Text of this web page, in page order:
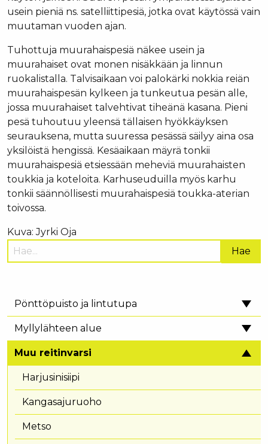
usein pieniä ns. satelliittipesiä, jotka ovat käytössä vain
muutaman vuoden ajan.
Tuhottuja muurahaispesiä näkee usein ja
muurahaiset ovat monen nisäkkään ja linnun
ruokalistalla. Talvisaikaan voi palokärki nokkia reiän
muurahaispesän kylkeen ja tunkeutua pesän alle,
jossa muurahaiset talvehtivat tiheänä kasana. Pieni
pesä tuhoutuu yleensä tällaisen hyökkäyksen
seurauksena, mutta suuressa pesässä säilyy aina osa
yksilöistä hengissä. Kesäaikaan mäyrä tonkii
muurahaispesiä etsiessään meheviä muurahaisten
toukkia ja koteloita. Karhuseuduilla myös karhu
tonkii säännöllisesti muurahaispesiä toukka-aterian
toivossa.
Kuva: Jyrki Oja
Hae
sivustolta:
Pönttöpuisto ja lintutupa
Myllylähteen alue
Muu reitinvarsi
Harjusinisiipi
Kangasajuruoho
Metso